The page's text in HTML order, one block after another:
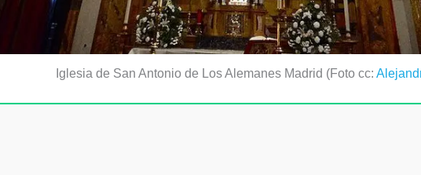
Iglesia de San Antonio de Los Alemanes Madrid (Foto cc: